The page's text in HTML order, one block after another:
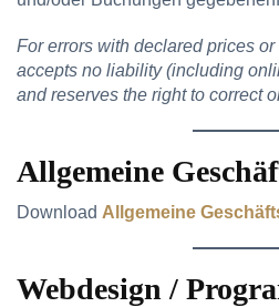
For errors with declared prices
accepts no liability (including
and reserves the right to correct
Allgemeine
Download Allgemeine
Webdesign /